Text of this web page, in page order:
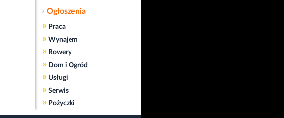
Ogłoszenia
» Praca
» Wynajem
» Rowery
» Dom i Ogród
» Usługi
» Serwis
» Pożyczki